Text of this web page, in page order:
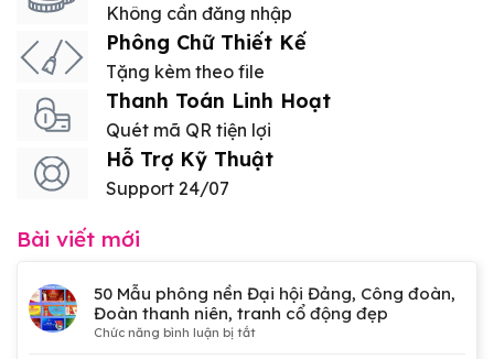
Không cần đăng nhập
Phông Chữ Thiết Kế
Tặng kèm theo file
Thanh Toán Linh Hoạt
Quét mã QR tiện lợi
Hỗ Trợ Kỹ Thuật
Support 24/07
Bài viết mới
50 Mẫu phông nền Đại hội Đảng, Công đoàn,
Đoàn thanh niên, tranh cổ động đẹp
Chức năng bình luận bị tắtở